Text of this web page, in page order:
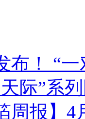
布！ “
际”系
周报】